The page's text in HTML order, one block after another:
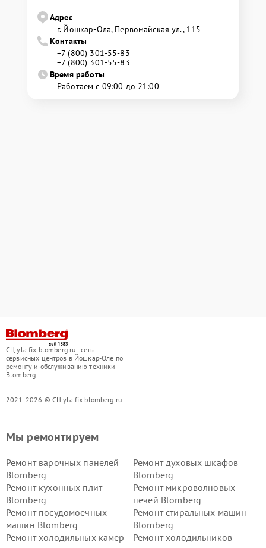
Адрес
г. Йошкар-Ола, Первомайская ул., 115
Контакты
+7 (800) 301-55-83
+7 (800) 301-55-83
Время работы
Работаем с 09:00 до 21:00
СЦ yla.fix-blomberg.ru - сеть
сервисных центров в Йошкар-Оле по
ремонту и обслуживанию техники
Blomberg
2021-2026 © СЦ yla.fix-blomberg.ru
Мы ремонтируем
Ремонт варочных панелей
Blomberg
Ремонт духовых шкафов
Blomberg
Ремонт кухонных плит
Blomberg
Ремонт микроволновых
печей Blomberg
Ремонт посудомоечных
машин Blomberg
Ремонт стиральных машин
Blomberg
Ремонт холодильных камер
Ремонт холодильников